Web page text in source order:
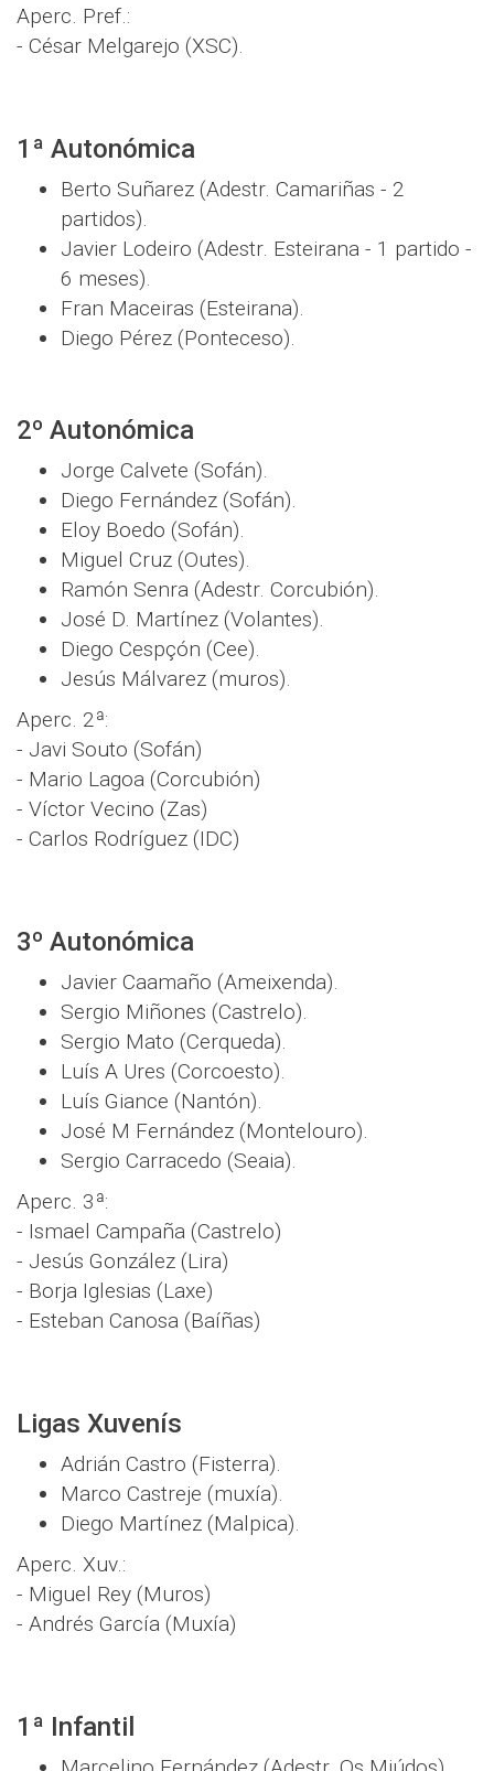
Aperc. Pref.:
- César Melgarejo (XSC).
1ª Autonómica
Berto Suñarez (Adestr. Camariñas - 2
partidos).
Javier Lodeiro (Adestr. Esteirana - 1 partido -
6 meses).
Fran Maceiras (Esteirana).
Diego Pérez (Ponteceso).
2º Autonómica
Jorge Calvete (Sofán).
Diego Fernández (Sofán).
Eloy Boedo (Sofán).
Miguel Cruz (Outes).
Ramón Senra (Adestr. Corcubión).
José D. Martínez (Volantes).
Diego Cespçón (Cee).
Jesús Málvarez (muros).
Aperc. 2ª:
- Javi Souto (Sofán)
- Mario Lagoa (Corcubión)
- Víctor Vecino (Zas)
- Carlos Rodríguez (IDC)
3º Autonómica
Javier Caamaño (Ameixenda).
Sergio Miñones (Castrelo).
Sergio Mato (Cerqueda).
Luís A Ures (Corcoesto).
Luís Giance (Nantón).
José M Fernández (Montelouro).
Sergio Carracedo (Seaia).
Aperc. 3ª:
- Ismael Campaña (Castrelo)
- Jesús González (Lira)
- Borja Iglesias (Laxe)
- Esteban Canosa (Baíñas)
Ligas Xuvenís
Adrián Castro (Fisterra).
Marco Castreje (muxía).
Diego Martínez (Malpica).
Aperc. Xuv.:
- Miguel Rey (Muros)
- Andrés García (Muxía)
1ª Infantil